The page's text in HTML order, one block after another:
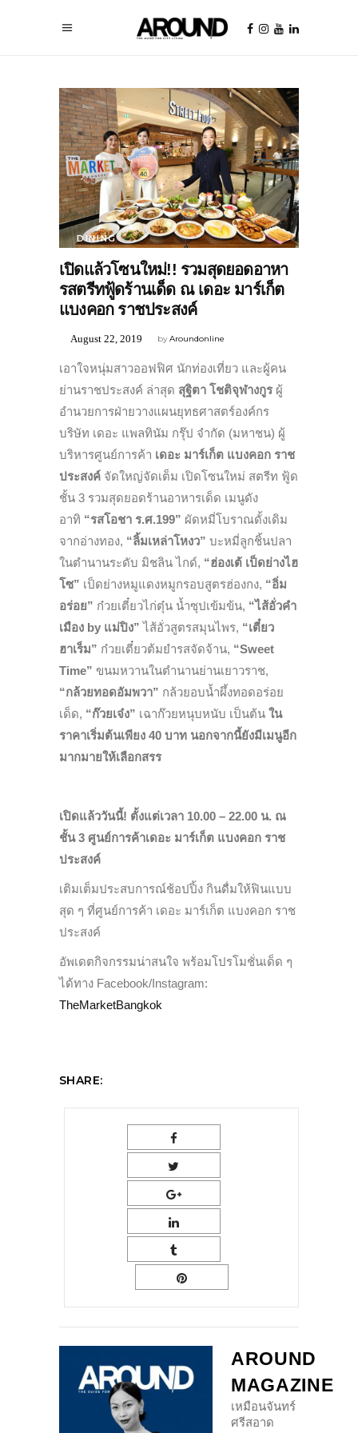
DINING
เปิดแล้วโซนใหม่!! รวมสุดยอดอาหา
รสตรีทฟู้ดร้านเด็ด ณ เดอะ มาร์เก็ต
แบงคอก ราชประสงค์
byAroundonline
August 22, 2019
เอาใจหนุ่มสาวออฟฟิศ นักท่องเที่ยว และผู้คน
ย่านราชประสงค์ ล่าสุด สุฐิตา โชติจุฬางกูร ผู้
อำนวยการฝ่ายวางแผนยุทธศาสตร์องค์กร
บริษัท เดอะ แพลทินัม กรุ๊ป จำกัด (มหาชน) ผู้
บริหารศูนย์การค้า เดอะ มาร์เก็ต แบงคอก ราช
ประสงค์ จัดใหญ่จัดเต็ม เปิดโซนใหม่ สตรีท ฟู้ด
ชั้น 3 รวมสุดยอดร้านอาหารเด็ด เมนูดัง
อาทิ “รสโอชา ร.ศ.199” ผัดหมี่โบราณดั้งเดิม
จากอ่างทอง, “ลิ้มเหล่าโหงว” บะหมี่ลูกชิ้นปลา
ในตำนานระดับ มิชลิน ไกด์, “ฮ่องเต้ เป็ดย่างไฮ
โซ” เป็ดย่างหมูแดงหมูกรอบสูตรฮ่องกง, “อิ่ม
อร่อย” ก๋วยเตี๋ยวไก่ตุ๋น น้ำซุปเข้มข้น, “ไส้อั่วคำ
เมือง by แม่ปิง” ไส้อั่วสูตรสมุนไพร, “เตี๋ยว
ฮาเร็ม” ก๋วยเตี๋ยวต้มยำรสจัดจ้าน, “Sweet
Time” ขนมหวานในตำนานย่านเยาวราช,
“กล้วยทอดอัมพวา” กล้วยอบน้ำผึ้งทอดอร่อย
เด็ด, “ก๊วยเจ๋ง” เฉาก๊วยหนุบหนับ เป็นต้น ใน
ราคาเริ่มต้นเพียง 40 บาท นอกจากนี้ยังมีเมนูอีก
มากมายให้เลือกสรร
เปิดแล้ววันนี้! ตั้งแต่เวลา 10.00 – 22.00 น. ณ
ชั้น 3 ศูนย์การค้าเดอะ มาร์เก็ต แบงคอก ราช
ประสงค์
เติมเต็มประสบการณ์ช้อปปิ้ง กินดื่มให้ฟินแบบ
สุด ๆ ที่ศูนย์การค้า เดอะ มาร์เก็ต แบงคอก ราช
ประสงค์
อัพเดตกิจกรรมน่าสนใจ พร้อมโปรโมชั่นเด็ด ๆ
ได้ทาง Facebook/Instagram:
TheMarketBangkok
SHARE:
AROUND
MAGAZINE
เหมือนจันทร์
ศรีสอาด